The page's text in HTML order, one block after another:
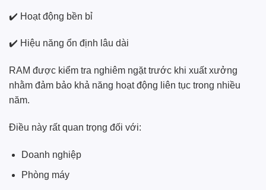
✔️ Hoạt động bền bỉ
✔️ Hiệu năng ổn định lâu dài
RAM được kiểm tra nghiêm ngặt trước khi xuất xưởng
nhằm đảm bảo khả năng hoạt động liên tục trong nhiều
năm.
Điều này rất quan trọng đối với:
Doanh nghiệp
Phòng máy